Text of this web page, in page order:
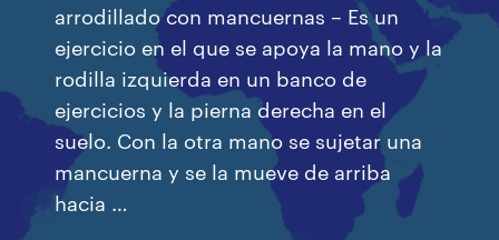
arrodillado con mancuernas – Es un
ejercicio en el que se apoya la mano y la
rodilla izquierda en un banco de
ejercicios y la pierna derecha en el
suelo. Con la otra mano se sujetar una
mancuerna y se la mueve de arriba
hacia …